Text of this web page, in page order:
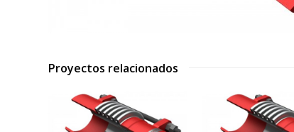
Proyectos relacionados